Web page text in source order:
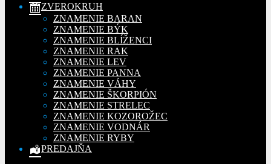
ZVEROKRUH
ZNAMENIE BARAN
ZNAMENIE BÝK
ZNAMENIE BLÍŽENCI
ZNAMENIE RAK
ZNAMENIE LEV
ZNAMENIE PANNA
ZNAMENIE VÁHY
ZNAMENIE ŠKORPIÓN
ZNAMENIE STRELEC
ZNAMENIE KOZOROŽEC
ZNAMENIE VODNÁR
ZNAMENIE RYBY
PREDAJŇA